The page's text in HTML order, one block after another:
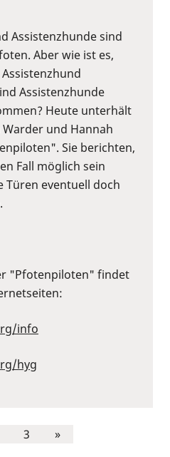
Assistenzhunde sind
Aber wie ist es,
Assistenzhunde
Heute unterhält
und Hannah
Sie berichten,
Fall möglich sein
Türen eventuell doch
"Pfotenpiloten" findet
info
hyg
3 »